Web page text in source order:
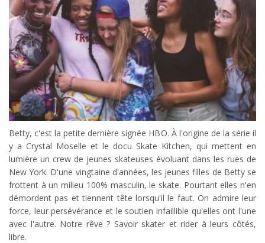
Betty, c'est la petite dernière signée HBO. À l'origine de la série il
y a Crystal Moselle et le docu Skate Kitchen, qui mettent en
lumière un crew de jeunes skateuses évoluant dans les rues de
New York. D'une vingtaine d'années, les jeunes filles de Betty se
frottent à un milieu 100% masculin, le skate. Pourtant elles n'en
démordent pas et tiennent tête lorsqu'il le faut. On admire leur
force, leur persévérance et le soutien infaillible qu'elles ont l'une
avec l'autre. Notre rêve ? Savoir skater et rider à leurs côtés,
libre.